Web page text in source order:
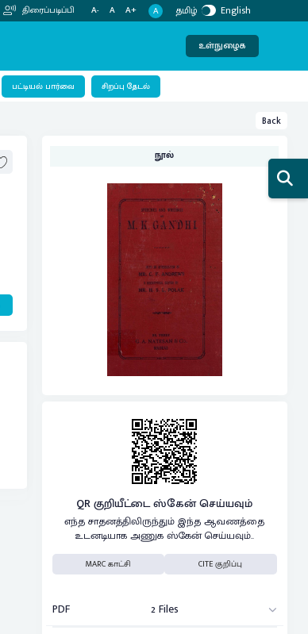
திரைப்படிப்பி A- A A+ A தமிழ் English
உள்நுழைக
பட்டியல் பார்வை சிறப்பு தேடல்
Back
நூல்
QR குறியீட்டை ஸ்கேன் செய்யவும்
எந்த சாதனத்திலிருந்தும் இந்த ஆவணத்தை
உடனடியாக அணுக ஸ்கேன் செய்யவும்..
MARC காட்சி CITE குறிப்பு
PDF 2 Files